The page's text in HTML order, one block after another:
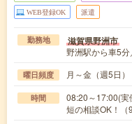
WEB登録OK 派遣
勤務地 滋賀県野洲市
野洲駅から車5
曜日頻度 月～金（週5日）
時間
08:20～17:00(
短の相談OK！